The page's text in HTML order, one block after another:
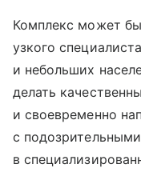
Комплекс может
узкого
и небольших
делать
и своевременно
с
в